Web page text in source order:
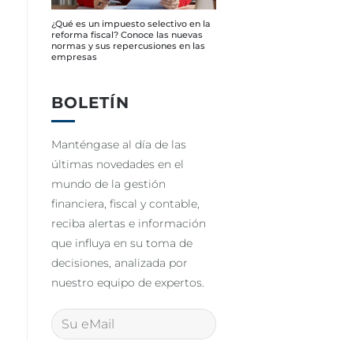
¿Qué es un impuesto selectivo en la
reforma fiscal? Conoce las nuevas
normas y sus repercusiones en las
empresas
BOLETÍN
Manténgase al día de las
últimas novedades en el
mundo de la gestión
financiera, fiscal y contable,
reciba alertas e información
que influya en su toma de
decisiones, analizada por
nuestro equipo de expertos.